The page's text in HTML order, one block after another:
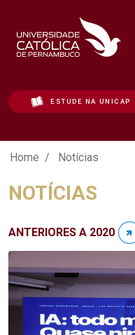
ESTUDE NA UNICAP
Notícias - Unicap
Home Notícias
NOTÍCIAS
ANTERIORES A 2020